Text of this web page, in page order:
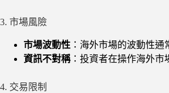
3. 市場風險
市場波動性 ：海外市場的波動性
資訊不對稱：投資者在操作海外市
4. 交易限制